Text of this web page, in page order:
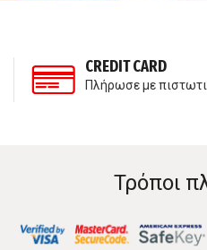
CREDIT CARD
Πλήρωσε με
Τρόποι